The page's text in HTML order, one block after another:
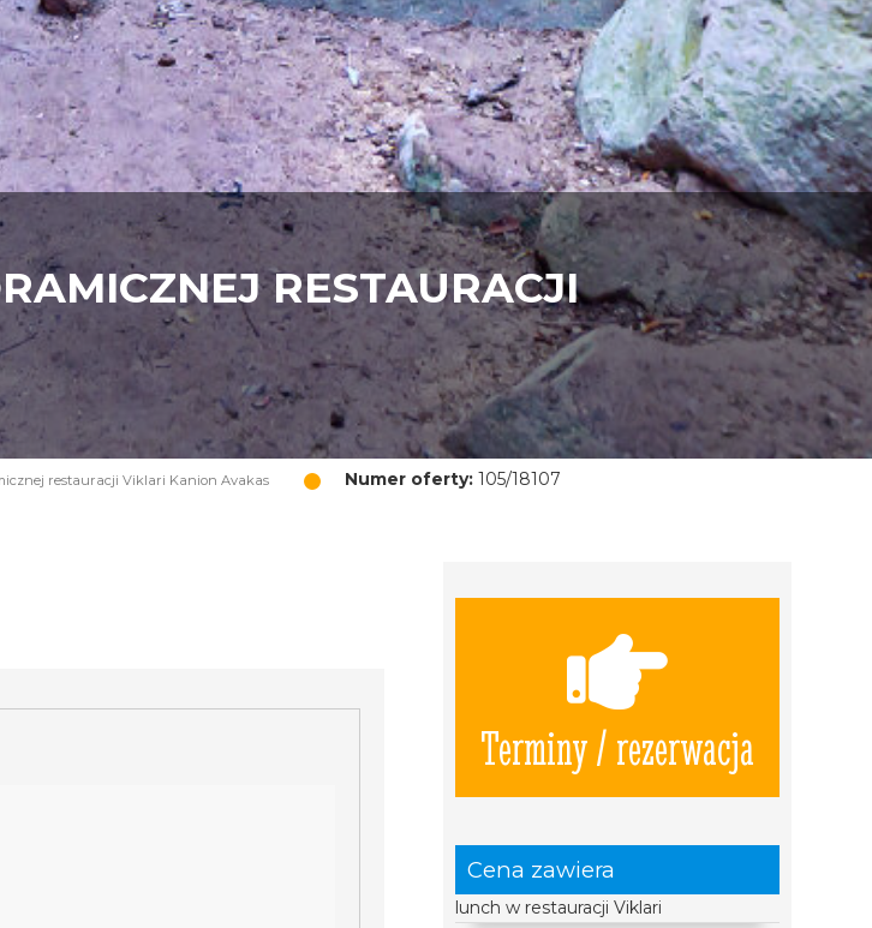
RESTAURACJI
restauracji Viklari Kanion Avakas Numer oferty: 105/18107
Terminy / rezerwacja
Cena zawiera
lunch w restauracji Viklari